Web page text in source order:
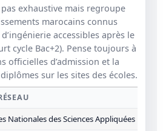
pas exhaustive mais regroupe
marocains connus
accessibles après le
cycle Bac+2). Pense toujours à
officielles d’admission et la
sur les sites des écoles.
Nationales des Sciences Appliquées